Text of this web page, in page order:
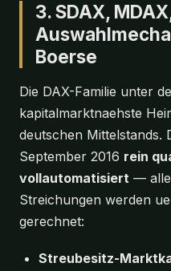
3. SDAX,
Boerse
Die DAX-Familie unter
kapitalmarktnaehste
deutschen Mittelstands.
September 2016 rein
vollautomatisiert —
Streichungen werden
gerechnet:
Streubesitz-